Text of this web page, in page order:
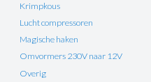
Krimpkous
Lucht compressoren
Magische haken
Omvormers 230V naar 12V
Overig